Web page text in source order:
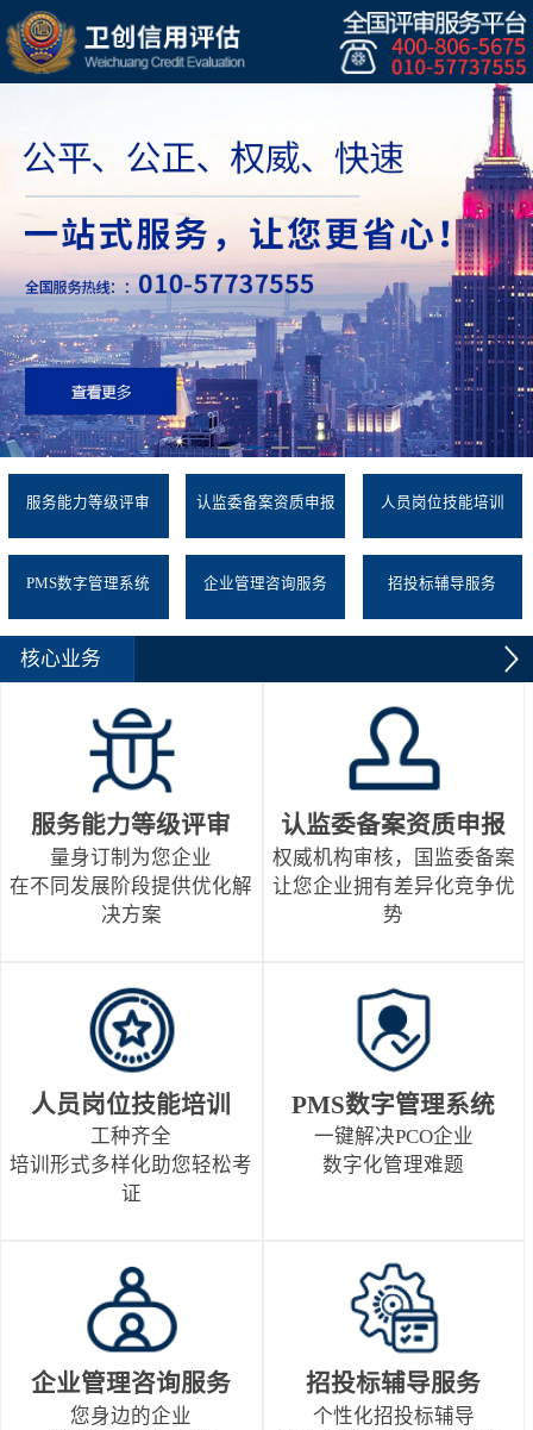
服务能力等级评审 认监委备案资质申报 人员岗位技能培训
PMS数字管理系统 企业管理咨询服务 招投标辅导服务
核心业务
服务能力等级评审
量身订制为您企业
在不同发展阶段提供优化解
决方案
认监委备案资质申报
权威机构审核，国监委备案
让您企业拥有差异化竞争优
势
人员岗位技能培训
工种齐全
培训形式多样化助您轻松考
证
PMS数字管理系统
一键解决PCO企业
数字化管理难题
企业管理咨询服务
您身边的企业
招投标辅导服务
个性化招投标辅导